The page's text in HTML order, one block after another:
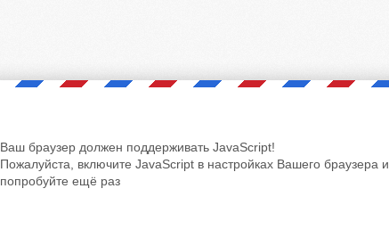
Ваш браузер должен поддерживать JavaScript!
Пожалуйста, включите JavaScript в настройках Вашего браузера и
попробуйте ещё раз